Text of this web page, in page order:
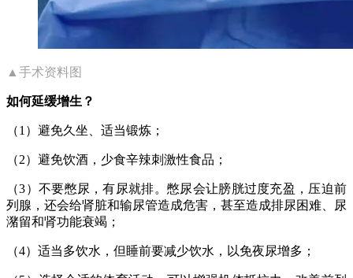
▲手术资料图
如何延缓增生？
（1）避免久坐、适当锻炼；
（2）避免饮酒，少食辛辣刺激性食品；
（3）不要憋尿，有尿就排。憋尿会让膀胱过度充盈，压迫前
列腺，还会给肾脏和输尿管造成危害，甚至造成排尿困难、尿
潴留和肾功能衰竭；
（4）适当多饮水，但睡前要减少饮水，以免夜尿增多；